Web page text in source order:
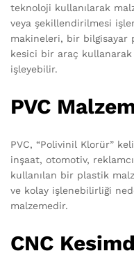
teknoloji kullanılarak
veya şekillendirilmesi
makineleri, bir bilgisayar
kesici bir araç
işleyebilir.
PVC
PVC, “Polivinil Klorür”
inşaat, otomotiv,
kullanılan bir plastik
ve kolay işlenebilirliği
malzemedir.
CNC